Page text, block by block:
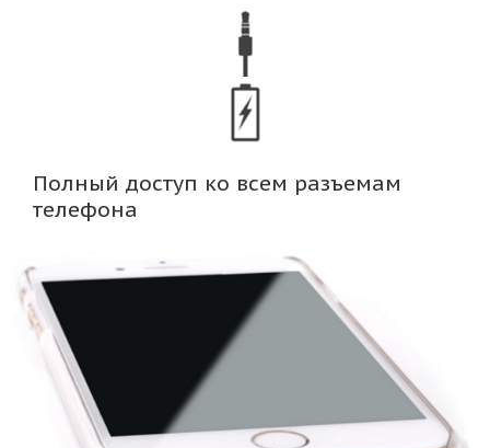
Полный доступ ко всем разъемам
телефона